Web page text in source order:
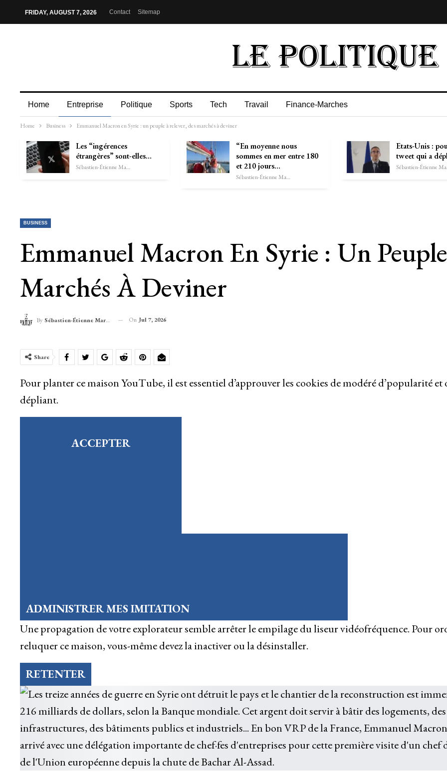
FRIDAY, AUGUST 7, 2026 Contact Sitemap
Home Entreprise Politique Sports Tech Travail Finance-Marches
Home Business Emmanuel Macron en Syrie : un peuple à relever, des marchés à deviner
Les “ingérences
étrangères” sont-elles…
Sébastien-Étienne Marechal
“En moyenne nous
sommes en mer entre 180
et 210 jours…
Sébastien-Étienne Marechal
Etats-Unis :
tweet qui a
BUSINESS
Emmanuel Macron En Syrie : Un
Marchés À Deviner
By Sébastien-Étienne Marechal On Jul 7, 2026
Share
Pour planter ce maison YouTube, il est essentiel d’approuver les cookies de modéré d’popularité et
dépliant.
ACCEPTER
ADMINISTRER MES IMITATION
Une propagation de votre explorateur semble arrêter le empilage du liseur vidéofréquence. Pour
reluquer ce maison, vous-même devez la inactiver ou la désinstaller.
RETENTER